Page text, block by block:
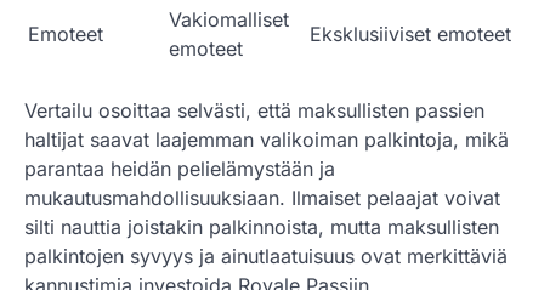
Emoteet
Vakiomalliset
emoteet
Eksklusiiviset emoteet
Vertailu osoittaa selvästi, että maksullisten passien
haltijat saavat laajemman valikoiman palkintoja, mikä
parantaa heidän pelielämystään ja
mukautusmahdollisuuksiaan. Ilmaiset pelaajat voivat
silti nauttia joistakin palkinnoista, mutta maksullisten
palkintojen syvyys ja ainutlaatuisuus ovat merkittäviä